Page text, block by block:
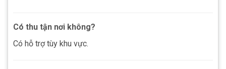
Có thu tận nơi không?
Có hỗ trợ tùy khu vực.